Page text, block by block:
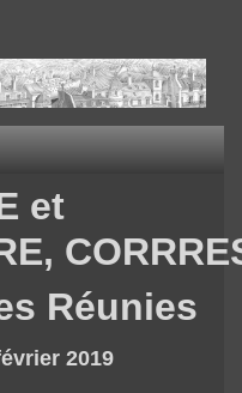
et
Réunies
2019